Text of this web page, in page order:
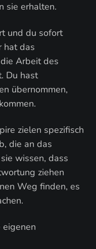
sie erhalten.
und du sofort
hat das
Arbeit des
Du hast
übernommen,
zielen spezifisch
die an das
wissen, dass
ziehen
Weg finden, es
eigenen